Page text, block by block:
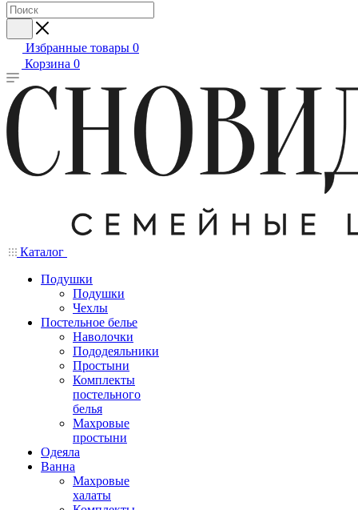
Избранные товары 0
Корзина 0
Каталог
Подушки
Подушки
Чехлы
Постельное белье
Наволочки
Пододеяльники
Простыни
Комплекты
постельного
белья
Махровые
простыни
Одеяла
Ванна
Махровые
халаты